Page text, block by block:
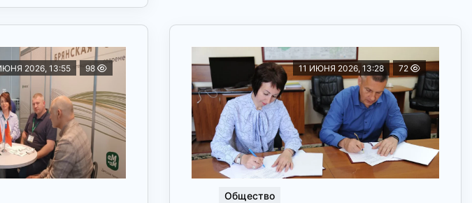
2026, 13:55 98 11 ИЮНЯ 2026, 13:28 72
Общество